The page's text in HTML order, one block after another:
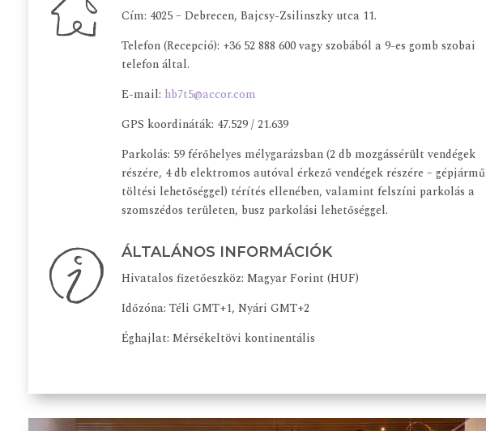
Cím: 4025 – Debrecen, Bajcsy-Zsilinszky utca 11.
Telefon (Recepció): +36 52 888 600 vagy szobából a 9-es gomb szobai
telefon által.
E-mail: hb7t5@accor.com
GPS koordináták: 47.529 / 21.639
Parkolás: 59 férőhelyes mélygarázsban (2 db mozgássérült vendégek
részére, 4 db elektromos autóval érkező vendégek részére – gépjármű
töltési lehetőséggel) térítés ellenében, valamint felszíni parkolás a
szomszédos területen, busz parkolási lehetőséggel.
ÁLTALÁNOS INFORMÁCIÓK
Hivatalos fizetőeszköz: Magyar Forint (HUF)
Időzóna: Téli GMT+1, Nyári GMT+2
Éghajlat: Mérsékeltövi kontinentális